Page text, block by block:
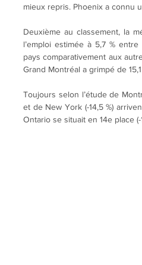
mieux repris. Phoenix a connu
Deuxième au classement, la
l’emploi estimée à 5,7 %
pays comparativement aux
Grand Montréal a grimpé de
Toujours selon l’étude de
et de New York (-14,5 %)
Ontario se situait en 14e place (-